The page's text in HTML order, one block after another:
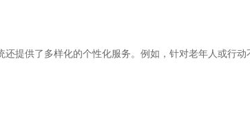
提供了多样化的个性化服务。例如，针对老年人或行